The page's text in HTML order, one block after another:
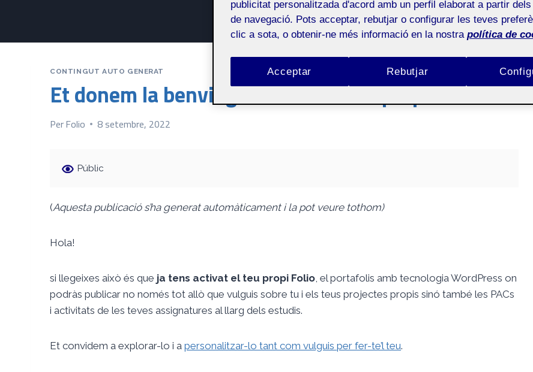
CONTINGUT AUTO GENERAT
Et donem la benvinguda al teu Folio propi!
PerFolio 8 setembre, 2022
Públic
(Aquesta publicació s’ha generat automàticament i la pot veure tothom)
Hola!
si llegeixes això és que ja tens activat el teu propi Folio , el portafolis amb tecnologia WordPress on
podràs publicar no només tot allò que vulguis sobre tu i els teus projectes propis sinó també les PACs
i activitats de les teves assignatures al llarg dels estudis.
Et convidem a explorar-lo i a personalitzar-lo tant com vulguis per fer-te’l teu.
publicitat personalitzada d'acord amb un perfil elaborat a partir
de navegació. Pots acceptar, rebutjar o configurar les teves
clic a sota, o obtenir-ne més informació en la nostra política de
Rebutjar
Acceptar